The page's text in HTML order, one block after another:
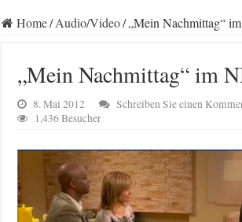
Home/Audio/Video/„Mein Nachmittag“
„Mein Nachmittag“ im
8. Mai 2012
Schreiben Sie einen
1,436 Besucher